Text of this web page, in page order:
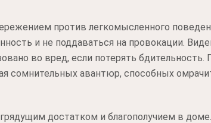
против легкомысленного
и не поддаваться на провокации.
во вред, если потерять бдительность.
сомнительных авантюр, способных
достатком и благополучием в